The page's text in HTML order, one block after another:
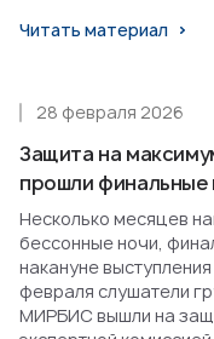
Читать материал
Защита на
прошли финальные
28 февраля 2026
Несколько месяцев
бессонные ночи,
накануне
февраля слушатели
МИРБИС вышли на